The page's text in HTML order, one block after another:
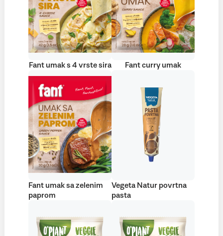
Fant umak s 4 vrste sira Fant curry umak
Fant umak sa zelenim
paprom
Vegeta Natur povrtna
pasta